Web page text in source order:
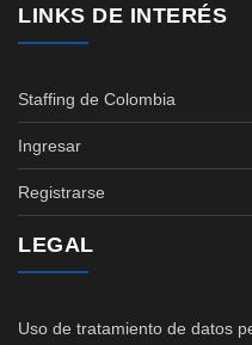
LINKS DE INTERÉS
Staffing de Colombia
Ingresar
Registrarse
LEGAL
Uso de tratamiento de datos